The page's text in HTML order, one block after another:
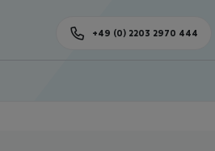
+49 (0) 2203 2970 444